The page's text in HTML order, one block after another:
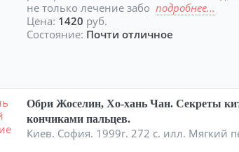
не только лечение забоподробнее...
Цена: 1420 руб.
Состояние: Почти отличное
Обри Жоселин, Хо-хань Чан. Секреты
кончиками пальцев.
Киев. София. 1999г. 272 с. илл. Мягкий